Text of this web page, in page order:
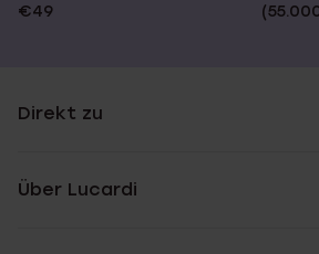
€49
Direkt zu
Über Lucardi